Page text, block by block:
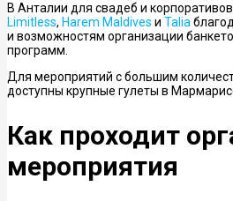
В Анталии для свадеб и
Limitless, Harem Maldives и Talia
и возможностям организации
программ.
Для мероприятий с большим
доступны крупные гулеты в
Как проходит
мероприятия